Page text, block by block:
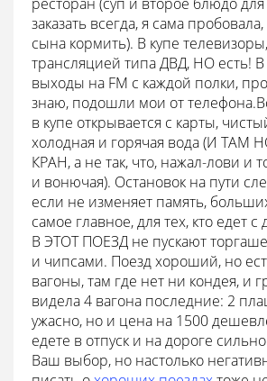
заказать всегда, я сама
сына кормить). В купе
трансляцией типа ДВД, НО есть! В
выходы на FM с каждой полки,
знаю, подошли мои от
в купе открывается с карты,
холодная и горячая вода (И
КРАН, а не так, что, нажал-лови и
и вонючая). Остановок на пути
если не изменяет память,
самое главное, для тех, кто едет с
В ЭТОТ ПОЕЗД не пускают
и чипсами. Поезд хороший, но
вагоны, там где нет ни кондея, и
видела 4 вагона последние: 2
ужасно, но и цена на 1500
едете в отпуск и на дороге
Ваш выбор, но настолько